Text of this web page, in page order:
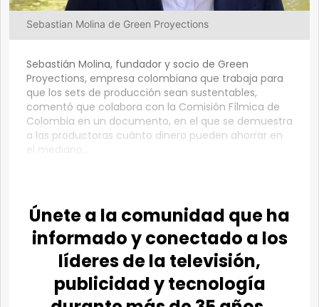
Sebastian Molina de Green Proyections
Sebastián Molina, fundador y socio de Green
Proyections, empresa colombiana que trabaja para
que los sets de producción sean sustentables,
comentó que colabora con la Comisión Fílmica de
Colombia en un documento, en el que se demuestra
a las productoras cuánto dinero pueden ahorrar en
el mediano...
Únete a la comunidad que ha
informado y conectado a los
líderes de la televisión,
publicidad y tecnología